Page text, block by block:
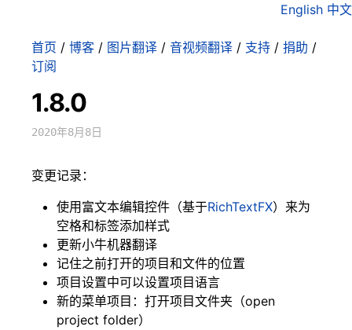
English 中文
首页 / 博客 / 图片翻译 / 音视频翻译 / 支持 / 捐助 /
订阅
1.8.0
2020年8月8日
变更记录：
使用富文本编辑控件（基于RichTextFX）来为
空格和标签添加样式
更新小牛机器翻译
记住之前打开的项目和文件的位置
项目设置中可以设置项目语言
新的菜单项目：打开项目文件夹（open
project folder）